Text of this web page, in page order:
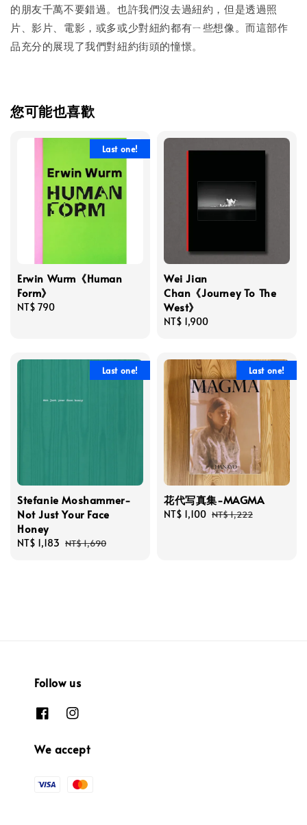
的朋友千萬不要錯過。也許我們沒去過紐約，但是透過照
片、影片、電影，或多或少對紐約都有ㄧ些想像。而這部作
品充分的展現了我們對紐約街頭的憧憬。
您可能也喜歡
Last one!
Erwin Wurm《Human
Form》
Regular
NT$ 790
Wei Jian
Chan《Journey To The
West》
Regular
NT$ 1,900
Last one!
Stefanie Moshammer-
Not Just Your Face
Honey
Sale
NT$ 1,183 Regular
NT$ 1,690
Last one!
花代写真集-MAGMA
Sale
NT$ 1,100 Regular
NT$ 1,222
Follow us
We accept